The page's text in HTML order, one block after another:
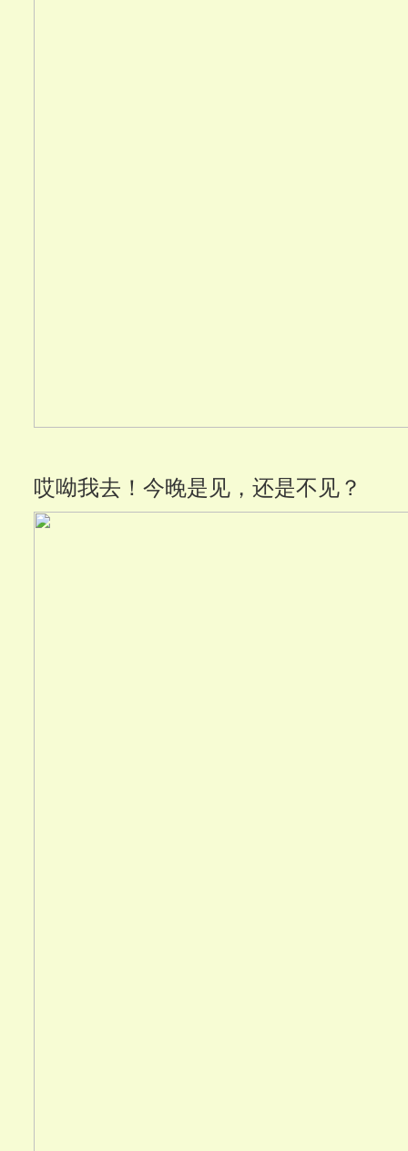
哎呦我去！今晚是见，还是不见？